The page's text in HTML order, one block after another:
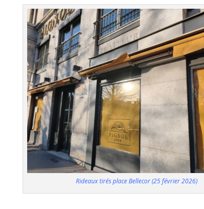
Rideaux tirés place Bellecor (25 février 2026)